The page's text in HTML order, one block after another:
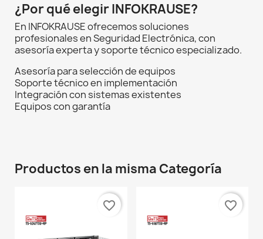
¿Por qué elegir INFOKRAUSE?
En INFOKRAUSE ofrecemos soluciones
profesionales en Seguridad Electrónica, con
asesoría experta y soporte técnico especializado.
Asesoría para selección de equipos
Soporte técnico en implementación
Integración con sistemas existentes
Equipos con garantía
Productos en la misma Categoría
favorite_border favorite_border